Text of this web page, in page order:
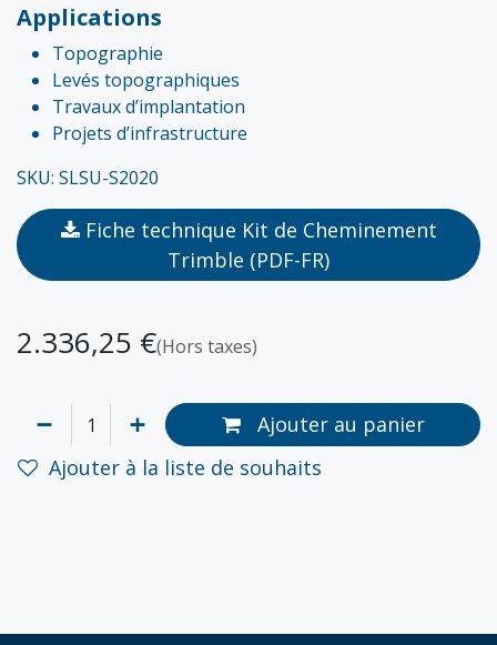
Applications
Topographie
Levés topographiques
Travaux d’implantation
Projets d’infrastructure
SKU: SLSU-S2020
Fiche technique Kit de Cheminement
Trimble (PDF-FR)
2.336,25 €(Hors taxes)
Ajouter au panier
Ajouter à la liste de souhaits